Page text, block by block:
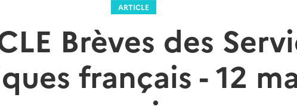
ARTICLE
Brèves des
français - 12